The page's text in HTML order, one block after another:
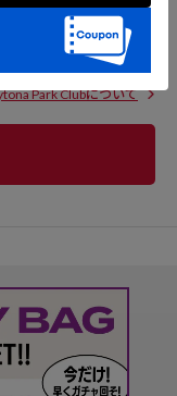
Park Clubについて